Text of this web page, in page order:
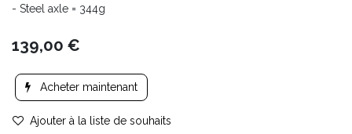
- Steel axle = 344g
139,00 €
Acheter maintenant
Ajouter à la liste de souhaits